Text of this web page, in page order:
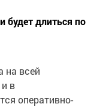
будет длиться по
на всей
в
оперативно-